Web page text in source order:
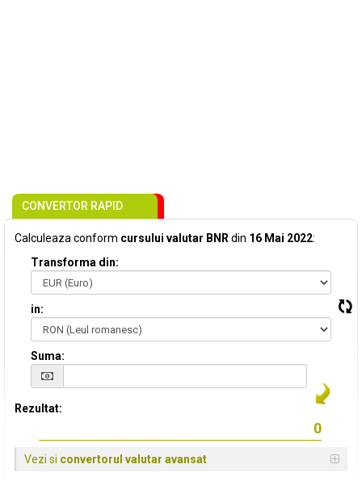
CONVERTOR RAPID
Calculeaza conform cursului valutar BNR din 16 Mai 2022:
Transforma din:
in:
Suma:
Rezultat:
Vezi si convertorul valutar avansat